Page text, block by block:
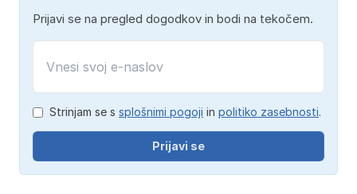
Prijavi se na pregled dogodkov in bodi na tekočem.
Strinjam se s splošnimi pogoji in politiko zasebnosti.
Prijavi se